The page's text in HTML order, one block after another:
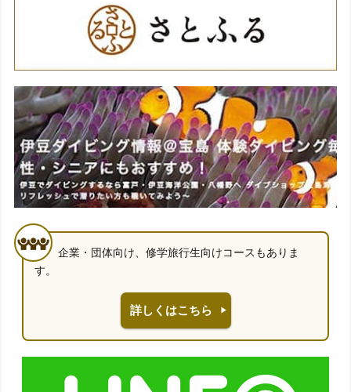
企業・団体向け、修学旅行生向けコースもありま
す。
詳しくはこちら